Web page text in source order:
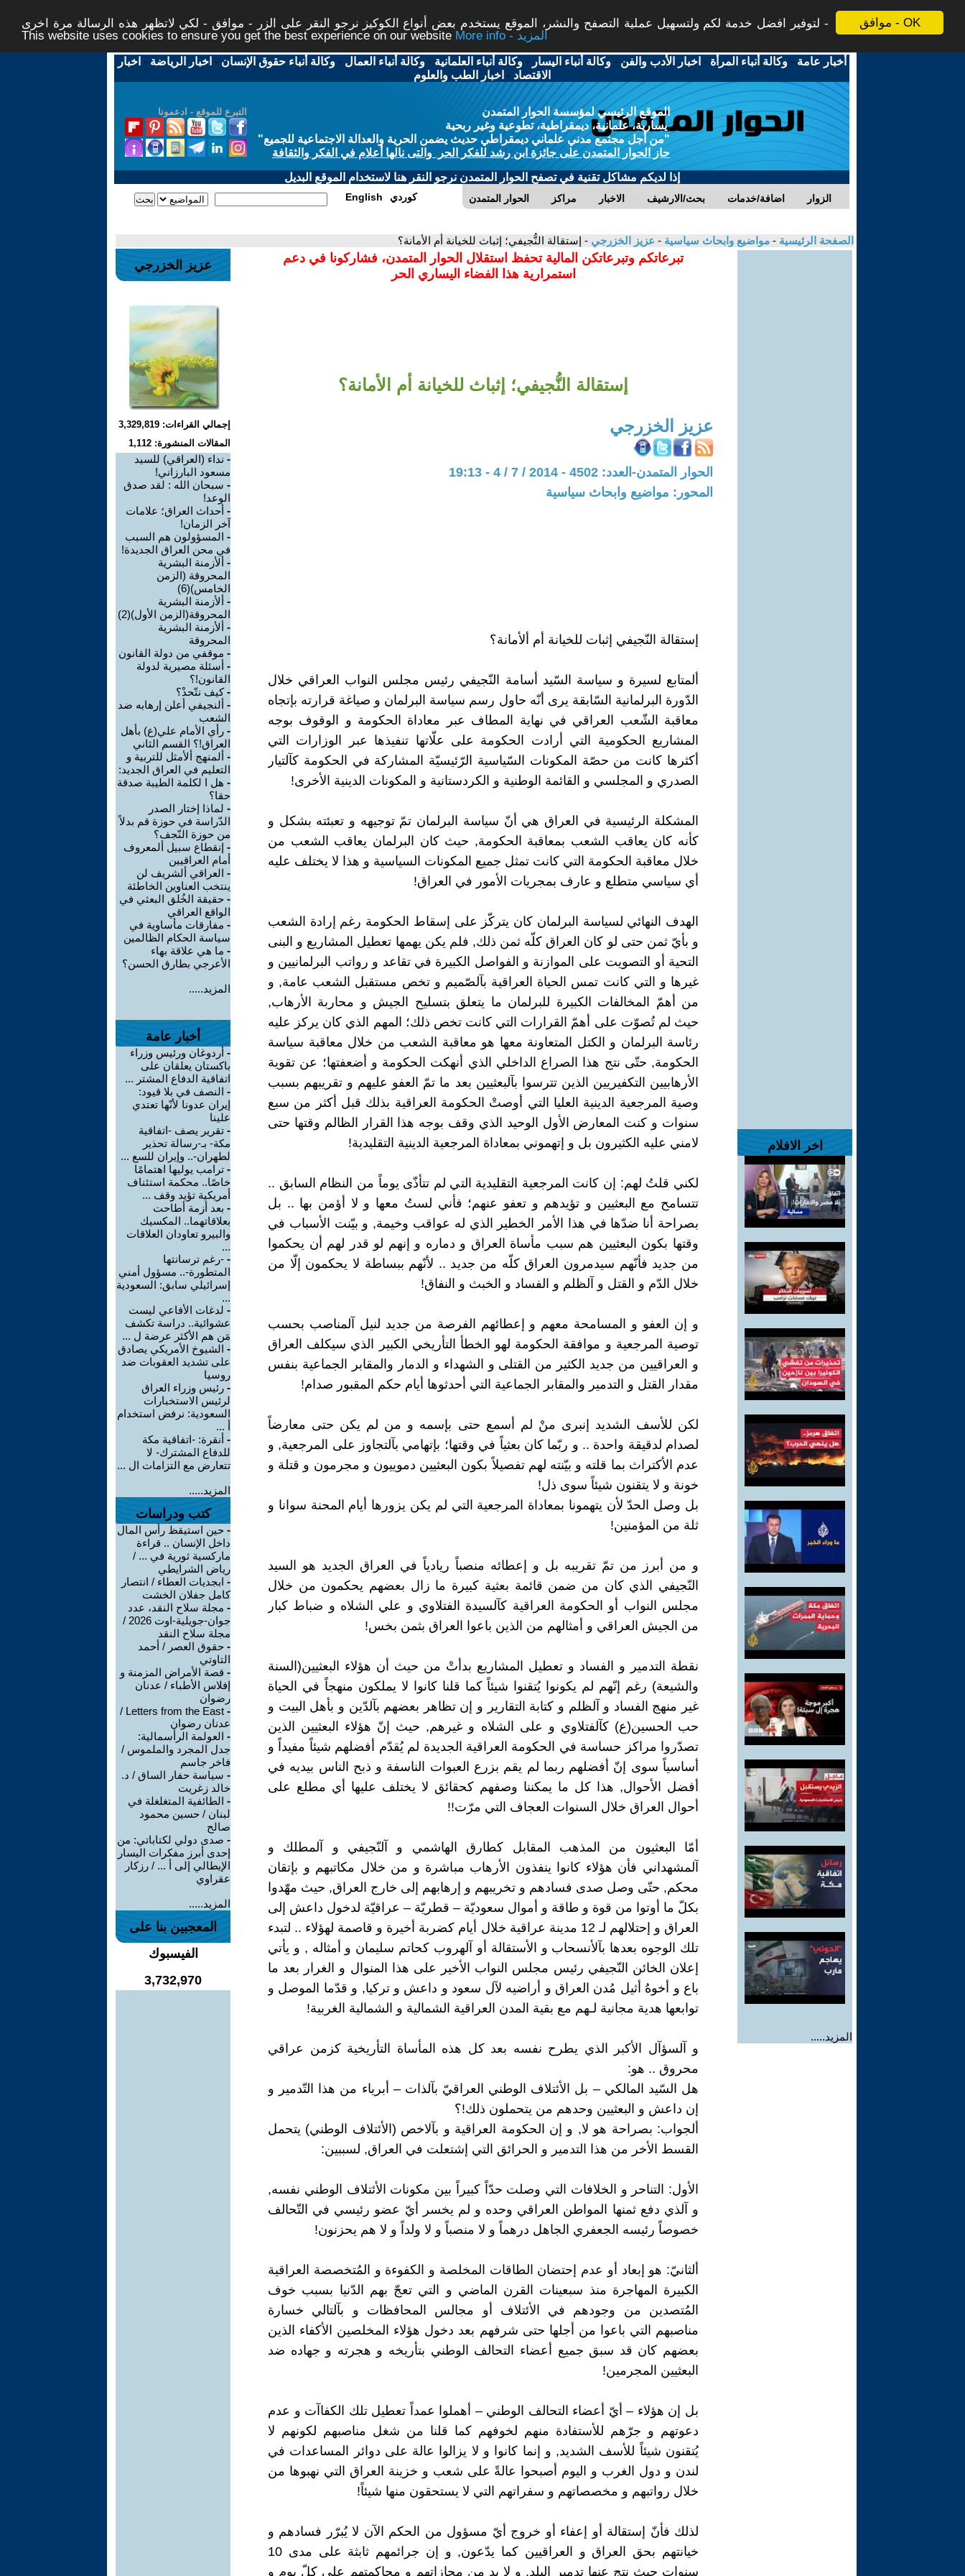
موافق - OK
لتوفير افضل خدمة لكم ولتسهيل عملية التصفح والنشر، الموقع يستخدم بعض أنواع الكوكيز نرجو النقر على الزر - موافق - لكي لاتظهر هذه الرسالة مرة اخرى -
This website uses cookies to ensure you get the best experience on our website
More info - المزيد
أخبار عامة -وكالة أنباء المرأة - اخبار الأدب والفن -وكالة أنباء اليسار -وكالة أنباء العلمانية -وكالة أنباء العمال -وكالة أنباء حقوق الإنسان - اخبار الرياضة - اخبار
الاقتصاد - اخبار الطب والعلوم
التبرع للموقع - ادعمونا
الموقع الرئيسي لمؤسسة الحوار المتمدن
يسارية، علمانية، ديمقراطية، تطوعية وغير ربحية
"من أجل مجتمع مدني علماني ديمقراطي حديث يضمن الحرية والعدالة الاجتماعية للجميع"
حاز الحوار المتمدن على جائزة ابن رشد للفكر الحر والتى نالها أعلام في الفكر والثقافة
إذا لديكم مشاكل تقنية في تصفح الحوار المتمدن نرجو النقر هنا لاستخدام الموقع البديل
الحوار المتمدن مراكز الاخبار بحث/الارشيف اضافة/خدمات الزوار English كوردي
الصفحة الرئيسية - مواضيع وابحاث سياسية - عزيز الخزرجي - إستقالة النُّجيفي؛ إثباث للخيانة أم الأمانة؟
اخر الافلام
المزيد.....
تبرعاتكم وتبرعاتكن المالية تحفظ استقلال الحوار المتمدن، فشاركونا في دعم
استمرارية هذا الفضاء اليساري الحر
إستقالة النُّجيفي؛ إثباث للخيانة أم الأمانة؟
عزيز الخزرجي
الحوار المتمدن-العدد: 4502 - 2014 / 7 / 4 - 19:13
المحور: مواضيع وابحاث سياسية
إستقالة النّجيفي إثبات للخيانة أم ألأمانة؟
ألمتابع لسيرة و سياسة السّيد أسامة النّجيفي رئيس مجلس النواب العراقي خلال
الدّورة البرلمانية السّابقة يرى أنّه حاول رسم سياسة البرلمان و صياغة قرارته بإتجاه
معاقبة الشّعب العراقي في نهاية المطاف عبر معاداة الحكومة و الوقوف بوجه
المشاريع الحكومية التي أرادت الحكومة على علّاتها تنفيذها عبر الوزارات التي
أكثرها كانت من حصّة المكونات السّياسية الرّئيسيّة المشاركة في الحكومة كآلتيار
الصدري و المجلسي و القائمة الوطنية و الكردستانية و المكونات الدينية الأخرى!
المشكلة الرئيسية في العراق هي أنّ سياسة البرلمان تمّ توجيهه و تعبئته بشكل و
كأنه كان يعاقب الشعب بمعاقبة الحكومة, حيث كان البرلمان يعاقب الشعب من
خلال معاقبة الحكومة التي كانت تمثل جميع المكونات السياسية و هذا لا يختلف عليه
أي سياسي متطلع و عارف بمجريات الأمور في العراق!
الهدف النهائي لسياسة البرلمان كان يتركّز على إسقاط الحكومة رغم إرادة الشعب
و بأيّ ثمن حتى لو كان العراق كلّه ثمن ذلك, فلم يكن يهمها تعطيل المشاريع و البنى
التحية أو التصويت على الموازنة و الفواصل الكبيرة في تقاعد و رواتب البرلمانيين و
غيرها و التي كانت تمس الحياة العراقية بآلصّميم و تخص مستقبل الشعب عامة, و
من أهمّ المخالفات الكبيرة للبرلمان ما يتعلق بتسليح الجيش و محاربة الأرهاب,
حيث لم تُصوّت على أهمّ القرارات التي كانت تخص ذلك؛ المهم الذي كان يركز عليه
رئاسة البرلمان و الكتل المتعاونة معها هو معاقبة الشعب من خلال معاقبة سياسة
الحكومة, حتّى نتج هذا الصراع الداخلي الذي أنهكت الحكومة و أضعفتها؛ عن تقوية
الأرهابيين التكفيريين الذين تترسوا بآلبعثيين بعد ما تمّ العفو عليهم و تقريبهم بسبب
وصية المرجعية الدينية العليا التي أوصتْ الحكومة العراقية بذلك قبل أكثر من سبع
سنوات و كنت المعارض الأول الوحيد الذي وقف بوجه هذا القرار الظالم وقتها حتى
لامني عليه الكثيرون بل و إتهموني بمعاداة المرجعية الدينية التقليدية!
لكني قلتُ لهم: إن كانت المرجعية التقليدية التي لم تتأذّى يوماً من النظام السابق ..
تتسامح مع البعثيين و تؤيدهم و تعفو عنهم؛ فأني لستُ معها و لا أؤمن بها .. بل
بصراحة أنا ضدّها في هذا الأمر الخطير الذي له عواقب وخيمة, و بيّنت الأسباب في
وقتها بكون البعثيين هم سبب مأساة العراق و دماره و إنهم لو قدر لهم أن يحكموا
من جديد فأنّهم سيدمرون العراق كلّه من جديد .. لأنّهم ببساطة لا يحكمون إلّا من
خلال الدّم و القتل و آلظلم و الفساد و الخبث و النفاق!
و إن العفو و المسامحة معهم و إعطائهم الفرصة من جديد لنيل آلمناصب بحسب
توصية المرجعية و موافقة الحكومة لهو الخطأ التأريخي الكبير الذي سيكلف العراق
و العراقيين من جديد الكثير من القتلى و الشهداء و الدمار والمقابر الجماعية بنفس
مقدار القتل و التدمير والمقابر الجماعية التي أحدثوها أيام حكم المقبور صدام!
لكن للأسف الشديد إنبرى منْ لم أسمع حتى بإسمه و من لم يكن حتى معارضاً
لصدام لدقيقة واحدة .. و ربّما كان بعثياً في وقتها؛ بإتهامي بآلتجاوز على المرجعية, و
عدم الأكتراث بما قلته و بيّنته لهم تفصيلاً بكون البعثيين دموييون و مجرمون و قتلة و
خونة و لا يتقنون شيئاً سوى ذل!
بل وصل الحدّ لأن يتهمونا بمعاداة المرجعية التي لم يكن يزورها أيام المحنة سوانا و
ثلة من المؤمنين!
و من أبرز من تمّ تقريبه بل و إعطائه منصباً ريادياً في العراق الجديد هو السيد
النّجيفي الذي كان من ضمن قائمة بعثية كبيرة ما زال بعضهم يحكمون من خلال
مجلس النواب أو الحكومة العراقية كآلسيدة الفتلاوي و علي الشلاه و ضباط كبار
من الجيش العراقي و أمثالهم من الذين باعوا العراق بثمن بخس!
نقطة التدمير و الفساد و تعطيل المشاريع بدأتْ من حيث أن هؤلاء البعثيين(السنة
والشيعة) رغم إنّهم لم يكونوا يُتقنوا شيئاً كما قلنا كانوا لا يملكون منهجاً في الحياة
غير منهج الفساد و آلظلم و كتابة التقارير و إن تظاهر بعضهم بآلدّين و بأهل البيت و
حب الحسين(ع) كآلفتلاوي و على الشلاه و غيرهم, حيث إنّ هؤلاء البعثيين الذين
تصدّروا مراكز حساسة في الحكومة العراقية الجديدة لم يُقدّم أفضلهم شيئاً مفيداً و
أساسياً سوى إنّ أفضلهم ربما لم يقم بزرع العبوات الناسفة و ذبح الناس بيديه في
أفضل الأحوال, هذا كل ما يمكننا وصفهم كحقائق لا يختلف عليها أي مطلع على
أحوال العراق خلال السنوات العجاف التي مرّت!!
أمّا البعثيون من المذهب المقابل كطارق الهاشمي و آلنّجيفي و آلمطلك و
آلمشهداني فأن هؤلاء كانوا ينفذون الأرهاب مباشرة و من خلال مكاتبهم و بإتقان
محكم, حتّى وصل صدى فسادهم و تخريبهم و إرهابهم إلى خارج العراق, حيث مهّدوا
بكلّ ما أوتوا من قوة و طاقة و أموال سعوديّة – قطريّة – عراقيّة لدخول داعش إلى
العراق و إحتلالهم لـ 12 مدينة عراقية خلال أيام كضربة أخيرة و قاصمة لهؤلاء .. لتبدء
تلك الوجوه بعدها بآلأنسحاب و الأستقالة أو آلهروب كحاتم سليمان و أمثاله , و يأتي
إعلان الخائن النّجيفي رئيس مجلس النواب الأخير على هذا المنوال و الغرار بعد ما
باع و أخوهُ أثيل مُدن العراق و أراضيه لآل سعود و داعش و تركيا, و قدّما الموصل و
توابعها هدية مجانية لـهم مع بقية المدن العراقية الشمالية و الشمالية الغربية!
و آلسؤآل الأكبر الذي يطرح نفسه بعد كل هذه المأساة التأريخية كزمن عراقي
محروق .. هو:
هل السّيد المالكي – بل الأئتلاف الوطني العراقيّ بآلذات – أبرياء من هذا التّدمير و
إن داعش و البعثيين وحدهم من يتحملون ذلك!؟
ألجواب: بصراحة هو لا, و إن الحكومة العراقية و بآلاخص (الأئتلاف الوطني) يتحمل
القسط الأخر من هذا التدمير و الحرائق التي إشتعلت في العراق, لسببين:
الأول: التناحر و الخلافات التي وصلت حدّاً كبيراً بين مكونات الأئتلاف الوطني نفسه,
و آلذي دفع ثمنها المواطن العراقي وحده و لم يخسر أيّ عضو رئيسي في التّحالف
خصوصاً رئيسه الجعفري الجاهل درهماً و لا منصباً و لا ولداً و لا هم يحزنون!
ألثانيّ: هو إبعاد أو عدم إحتضان الطاقات المخلصة و الكفوءة و المُتخصصة العراقية
الكبيرة المهاجرة منذ سبعينات القرن الماضي و التي تعجّ بهم الدّنيا بسبب خوف
المُتصدين من وجودهم في الأئتلاف أو مجالس المحافظات و بآلتالي خسارة
مناصبهم التي باعوا من أجلها حتى شرفهم بعد دخول هؤلاء المخلصين الأكفاء الذين
بعضهم كان قد سبق جميع أعضاء التحالف الوطني بتأريخه و هجرته و جهاده ضد
البعثيين المجرمين!
بل إن هؤلاء – أيّ أعضاء التحالف الوطني – أهملوا عمداً تعطيل تلك الكفاآت و عدم
دعوتهم و جرّهم للأستفادة منهم لخوفهم كما قلنا من شغل مناصبهم لكونهم لا
يُتقنون شيئاً للأسف الشديد, و إنما كانوا و لا يزالوا عالة على دوائر المساعدات في
لندن و دول الغرب و اليوم أصبحوا عالةً على شعب و خزينة العراق التي نهبوها من
خلال رواتبهم و مخصصاتهم و سفراتهم التي لا يستحقون منها شيئاً!
لذلك فأنّ إستقالة أو إعفاء أو خروج أيّ مسؤول من الحكم الآن لا يُبرّر فسادهم و
خيانتهم بحق العراق و العراقيين كما يدّعون, و إن جرائمهم ثابثة على مدى 10
سنوات حيث نتج عنها تدمير البلد, و لا بد من مجازاتهم و محاكمتهم على كلّ يوم و
عزيز الخزرجي
إجمالي القراءات: 3,329,819
المقالات المنشورة: 1,112
- نداء (العراقي) للسيد
مسعود البارزاني!
- سبحان الله : لقد صدق
الوعد!
- أحداث العراق؛ علامات
آخر الزمان!
- المسؤولون هم السبب
في محن العراق الجديدة!
- ألأزمنة البشرية
المحروقة (الزمن
الخامس)(6)
- ألأزمنة البشرية
المحروقة(الزمن الأول)(2)
- ألأزمنة البشرية
المحروقة
- موقفي من دولة القانون
- أسئلة مصيرية لدولة
القانون!؟
-كيف نتّحدْ؟
- ألنجيفي أعلن إرهابه ضد
الشعب
- رأي الأمام علي(ع) بأهل
العراق!؟ القسم الثاني
- ألمنهج ألأمثل للتربية و
التعليم في العراق الجديد:
- هل ا لكلمة الطيبة صدقة
حقا؟
- لماذا إختار الصدر
الدّراسة في حوزة قم بدلاً
من حوزة النّجف؟
- إنقطاع سبيل ألمعروف
أمام العراقيين
- العراقي ألشريف لن
ينتخب العناوين الخاطئة
- حقيقة الخُلق البعثي في
الواقع العراقي
- مفارقات مأساوية في
سياسة الحكام الظالمين
- ما هي علاقة بهاء
الأعرجي بطارق الحسن؟
المزيد.....
أخبار عامة
- أردوغان ورئيس وزراء
باكستان يعلقان على
اتفاقية الدفاع المشتر ...
- النصف في بلا قيود:
إيران عدونا لأنّها تعتدي
علينا
- تقرير يصف -اتفاقية
مكة- بـ-رسالة تحذير
لطهران-.. وإيران للسع ...
- ترامب يوليها اهتمامًا
خاصًا.. محكمة استئناف
أمريكية تؤيد وقف ...
- بعد أزمة أطاحت
بعلاقاتهما.. المكسيك
والبيرو تعاودان العلاقات
...
- -رغم ترسانتها
المتطورة-.. مسؤول أمني
إسرائيلي سابق: السعودية
...
- لدغات الأفاعي ليست
عشوائية.. دراسة تكشف
مَن هم الأكثر عرضة ل ...
- الشيوخ الأمريكي يصادق
على تشديد العقوبات ضد
روسيا
- رئيس وزراء العراق
لرئيس الاستخبارات
السعودية: نرفض استخدام
أ ...
- أنقرة: -اتفاقية مكة
للدفاع المشترك- لا
تتعارض مع التزامات ال ...
المزيد.....
كتب ودراسات
- حين استيقظ رأس المال
داخل الإنسان .. قراءة
ماركسية ثورية في ... /
رياض الشرايطي
- ابجديات العطاء / انتصار
كامل جفلان الخشت
- مجلة سلاح النقد، عدد
جوان-جويلية-اوت 2026 /
مجلة سلاح النقد
- حقوق العصر / أحمد
التاوتي
- قصة الأمراض المزمنة و
إفلاس الأطباء / عدنان
رضوان
-
Letters from the East /
عدنان رضوان
- العولمة الرأسمالية:
جدل المجرد والملموس /
فاخر جاسم
- سياسة حفار الساق / د.
خالد زغريت
- الطائفية المتغلغلة في
لبنان / حسين محمود
صالح
- صدى دولي لكتاباتي: من
إحدى أبرز مفكرات اليسار
الإيطالي إلى أ ... / رزكار
عقراوي
المزيد.....
المعجبين بنا على
الفيسبوك
3,732,970